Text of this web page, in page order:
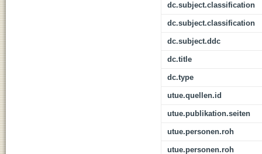
dc.subject.classification
dc.subject.classification
dc.subject.ddc
dc.title
dc.type
utue.quellen.id
utue.publikation.seiten
utue.personen.roh
utue.personen.roh